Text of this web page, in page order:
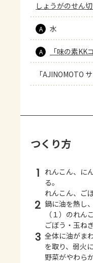
しょうがのせん
A 水
A 「味の素
「AJINOMOTO
つくり方
1 れんこん、に
る。
れんこん、ご
2 鍋に油を熱し
（１）のれん
ごぼう・玉ね
3 全体に油がま
を取り、弱火
野菜がやわら